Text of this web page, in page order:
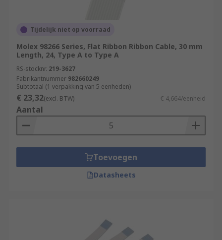
Tijdelijk niet op voorraad
Molex 98266 Series, Flat Ribbon Ribbon Cable, 30 mm
Length, 24, Type A to Type A
RS-stocknr. 219-3627
Fabrikantnummer 982660249
Subtotaal (1 verpakking van 5 eenheden)
€ 23,32(excl. BTW) € 4,664/eenheid
Aantal
Toevoegen
Datasheets